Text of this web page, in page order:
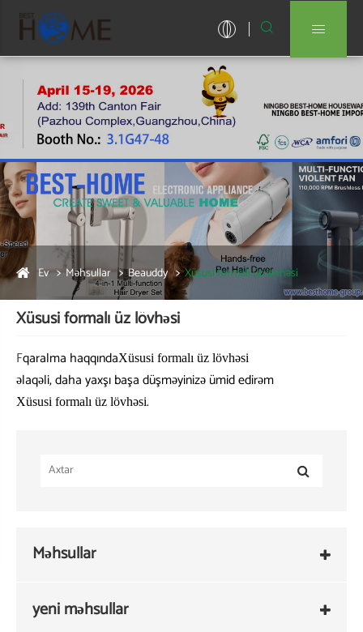
 
Ev Məhsullar Beauddy Xüsusi formalı üz lövhəsi
Xüsusi formalı üz lövhəsi
Fqaralma haqqındaXüsusi formalı üz lövhəsi
əlaqəli, daha yaxşı başa düşməyinizə ümid edirəm
Xüsusi formalı üz lövhəsi.
Məhsullar
yeni məhsullar